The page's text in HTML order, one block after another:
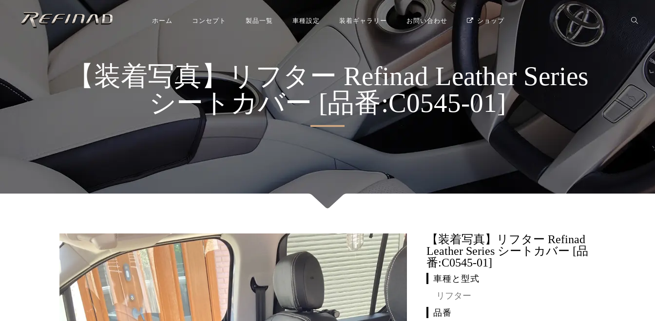
ホーム コンセプト 製品一覧 車種設定 装着ギャラリー お問い合わせ ショップ
【装着写真】リフター Refinad Leather Series
シートカバー [品番:C0545-01]
【装着写真】リフター Refinad
Leather Series シートカバー [品
番:C0545-01]
車種と型式
リフター
品番